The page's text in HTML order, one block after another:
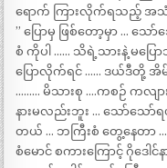
ရောက် ကြားလိုက်ရသည့် အသံက
” ပြောမှ ဖြစ်တော့မှာ … သ
စံ ကိုပါ …… သိရဲ့သားနဲ့ မပြေ
ပြောလိုက်ရင် …… ဒယ်ဒီတို့ အိမ်
……… မိသားစု ….ကစဉ် ကလျ
နားမလည်းဘူး … သော်သေ
တယ် … ဘကြီးစံ တွေ့နေတာ ……
စံမောင် စကားကြောင့် ဂိုဒေါင်